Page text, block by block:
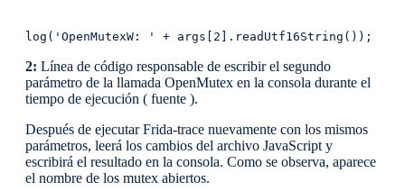
log('OpenMutexW: ' + args[2].readUtf16String());
2: Línea de código responsable de escribir el segundo
parámetro de la llamada OpenMutex en la consola durante el
tiempo de ejecución ( fuente ).
Después de ejecutar Frida-trace nuevamente con los mismos
parámetros, leerá los cambios del archivo JavaScript y
escribirá el resultado en la consola. Como se observa, aparece
el nombre de los mutex abiertos.